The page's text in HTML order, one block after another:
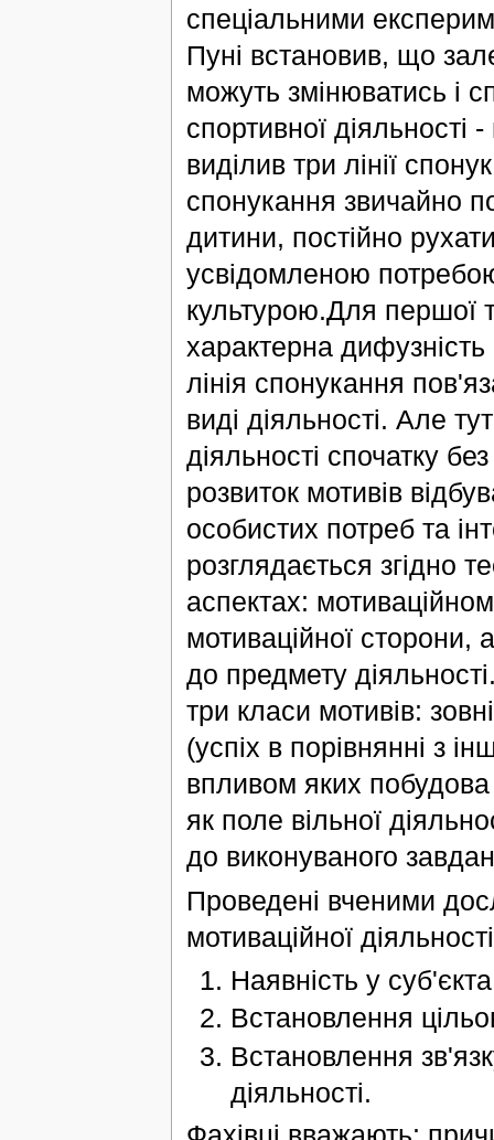
спеціальними
Пуні встановив, що
можуть змінюватись і
спортивної
виділив три лінії
спонукання звичайно
дитини, постійно
усвідомленою
культурою.Для першої
характерна дифузність
лінія спонукання
виді діяльності. Але
діяльності спочатку
розвиток мотивів
особистих потреб та
розглядається згідно
аспектах:
мотиваційної сторони,
до предмету
три класи мотивів:
(успіх в порівнянні з
впливом яких побудова
як поле вільної
до виконуваного
Проведені вченими
мотиваційної
Наявність у
Встановлення
Встановлення
діяльності.